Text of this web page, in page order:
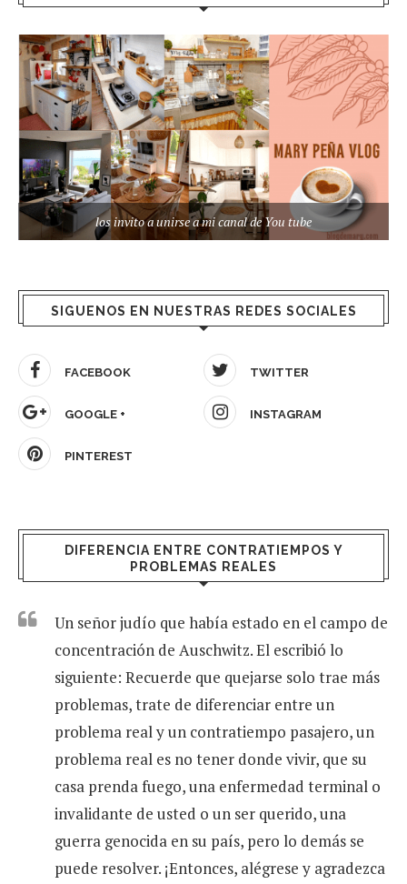
los invito a unirse a mi canal de You tube
SIGUENOS EN NUESTRAS REDES SOCIALES
FACEBOOK TWITTER
GOOGLE + INSTAGRAM
PINTEREST
DIFERENCIA ENTRE CONTRATIEMPOS Y
PROBLEMAS REALES
Un señor judío que había estado en el campo de
concentración de Auschwitz. El escribió lo
siguiente: Recuerde que quejarse solo trae más
problemas, trate de diferenciar entre un
problema real y un contratiempo pasajero, un
problema real es no tener donde vivir, que su
casa prenda fuego, una enfermedad terminal o
invalidante de usted o un ser querido, una
guerra genocida en su país, pero lo demás se
puede resolver. ¡Entonces, alégrese y agradezca